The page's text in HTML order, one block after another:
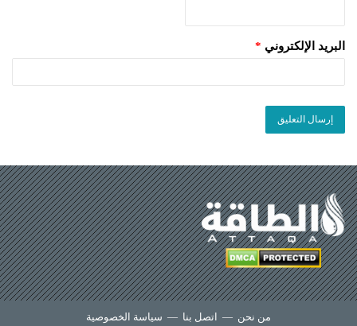
البريد الإلكتروني *
من نحن — اتصل بنا — سياسة الخصوصية